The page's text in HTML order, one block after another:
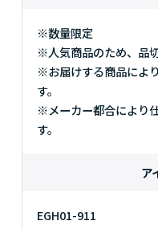
※数量限定
※人気商品のため、品
※お届けする商品によ
す。
※メーカー都合により
す。
ア
EGH01-911